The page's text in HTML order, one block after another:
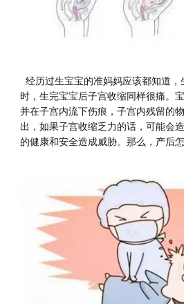
经历过生宝宝的准妈妈应该都知道
时，生完宝宝后子宫收缩同样很痛。
并在子宫内流下伤痕，子宫内残留的
出，如果子宫收缩乏力的话，可能会
的健康和安全造成威胁。那么，产后